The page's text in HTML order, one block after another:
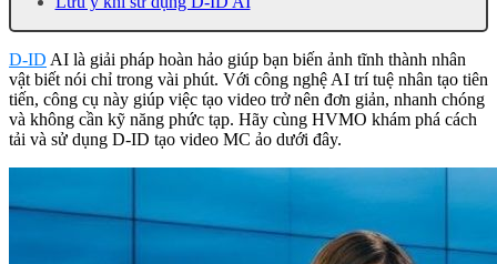
D-ID AI là giải pháp hoàn hảo giúp bạn biến ảnh tĩnh thành nhân
vật biết nói chỉ trong vài phút. Với công nghệ AI trí tuệ nhân tạo tiên
tiến, công cụ này giúp việc tạo video trở nên đơn giản, nhanh chóng
và không cần kỹ năng phức tạp. Hãy cùng HVMO khám phá cách
tải và sử dụng D-ID tạo video MC ảo dưới đây.